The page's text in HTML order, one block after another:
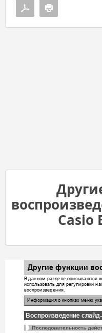
Casio
Другие функции
В данном разделе описываются
использовать для регулировки
воспроизведения.
Информация о кнопках меню
Воспроизведение слайд-